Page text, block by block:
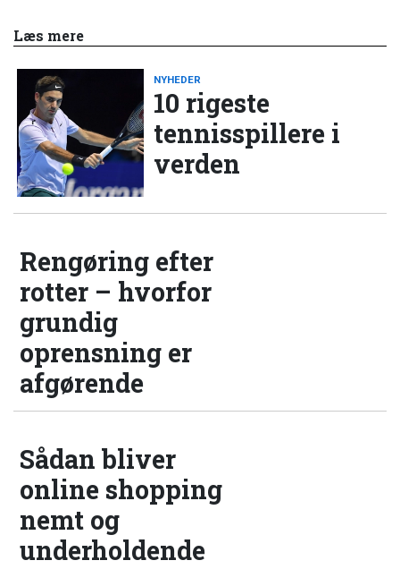
Læs mere
NYHEDER
10 rigeste
tennisspillere i
verden
Rengøring efter
rotter – hvorfor
grundig
oprensning er
afgørende
Sådan bliver
online shopping
nemt og
underholdende